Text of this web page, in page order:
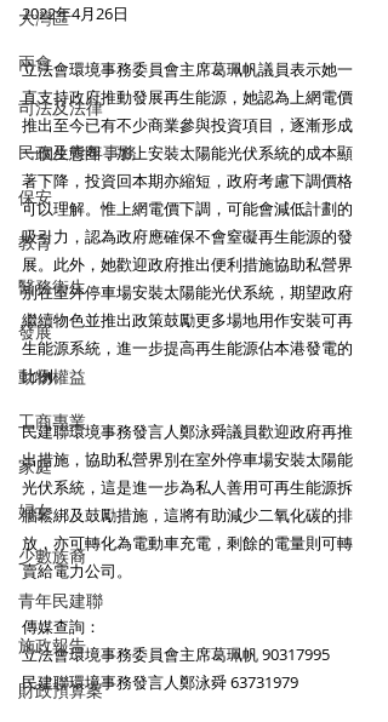
大灣區
兩會
司法及法律
民政及青年事務
保安
教育
醫務衛生
發展
動物權益
工商專業
家庭
婦女
少數族裔
青年民建聯
施政報告
財政預算案
2022年4月26日
立法會環境事務委員會主席葛珮帆議員表示她一
直支持政府推動發展再生能源，她認為上網電價
推出至今已有不少商業參與投資項目，逐漸形成
一個生態圈，加上安裝太陽能光伏系統的成本顯
著下降，投資回本期亦縮短，政府考慮下調價格
可以理解。惟上網電價下調，可能會減低計劃的
吸引力，認為政府應確保不會窒礙再生能源的發
展。此外，她歡迎政府推出便利措施協助私營界
別在室外停車場安裝太陽能光伏系統，期望政府
繼續物色並推出政策鼓勵更多場地用作安裝可再
生能源系統，進一步提高再生能源佔本港發電的
比例。
民建聯環境事務發言人鄭泳舜議員歡迎政府再推
出措施，協助私營界別在室外停車場安裝太陽能
光伏系統，這是進一步為私人善用可再生能源拆
牆鬆綁及鼓勵措施，這將有助減少二氧化碳的排
放，亦可轉化為電動車充電，剩餘的電量則可轉
賣給電力公司。
傳媒查詢：
立法會環境事務委員會主席葛珮帆 90317995
民建聯環境事務發言人鄭泳舜 63731979